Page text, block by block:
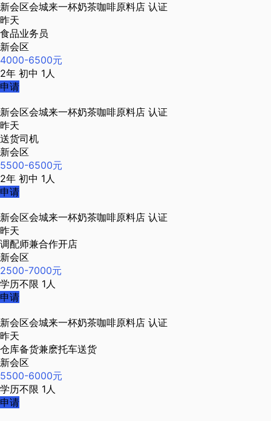
新会区会城来一杯奶茶咖啡原料店 认证
昨天
食品业务员
新会区
4000-6500元
2年 初中 1人
申请
新会区会城来一杯奶茶咖啡原料店 认证
昨天
送货司机
新会区
5500-6500元
2年 初中 1人
申请
新会区会城来一杯奶茶咖啡原料店 认证
昨天
调配师兼合作开店
新会区
2500-7000元
学历不限 1人
申请
新会区会城来一杯奶茶咖啡原料店 认证
昨天
仓库备货兼麽托车送货
新会区
5500-6000元
学历不限 1人
申请